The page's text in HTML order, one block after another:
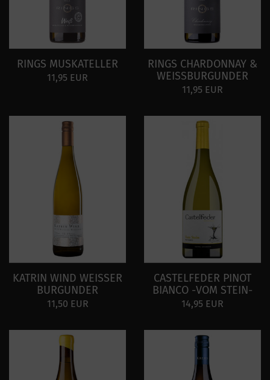
RINGS MUSKATELLER
11,95 EUR
RINGS CHARDONNAY &
WEISSBURGUNDER
11,95 EUR
KATRIN WIND WEISSER
BURGUNDER
11,50 EUR
CASTELFEDER PINOT
BIANCO -VOM STEIN-
14,95 EUR